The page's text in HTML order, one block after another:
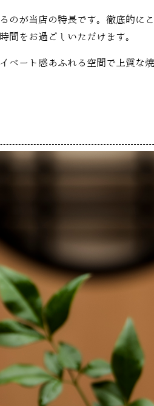
のが当店の特長です。徹底的に
間をお過ごしいただけます。
ベート感あふれる空間で上質な